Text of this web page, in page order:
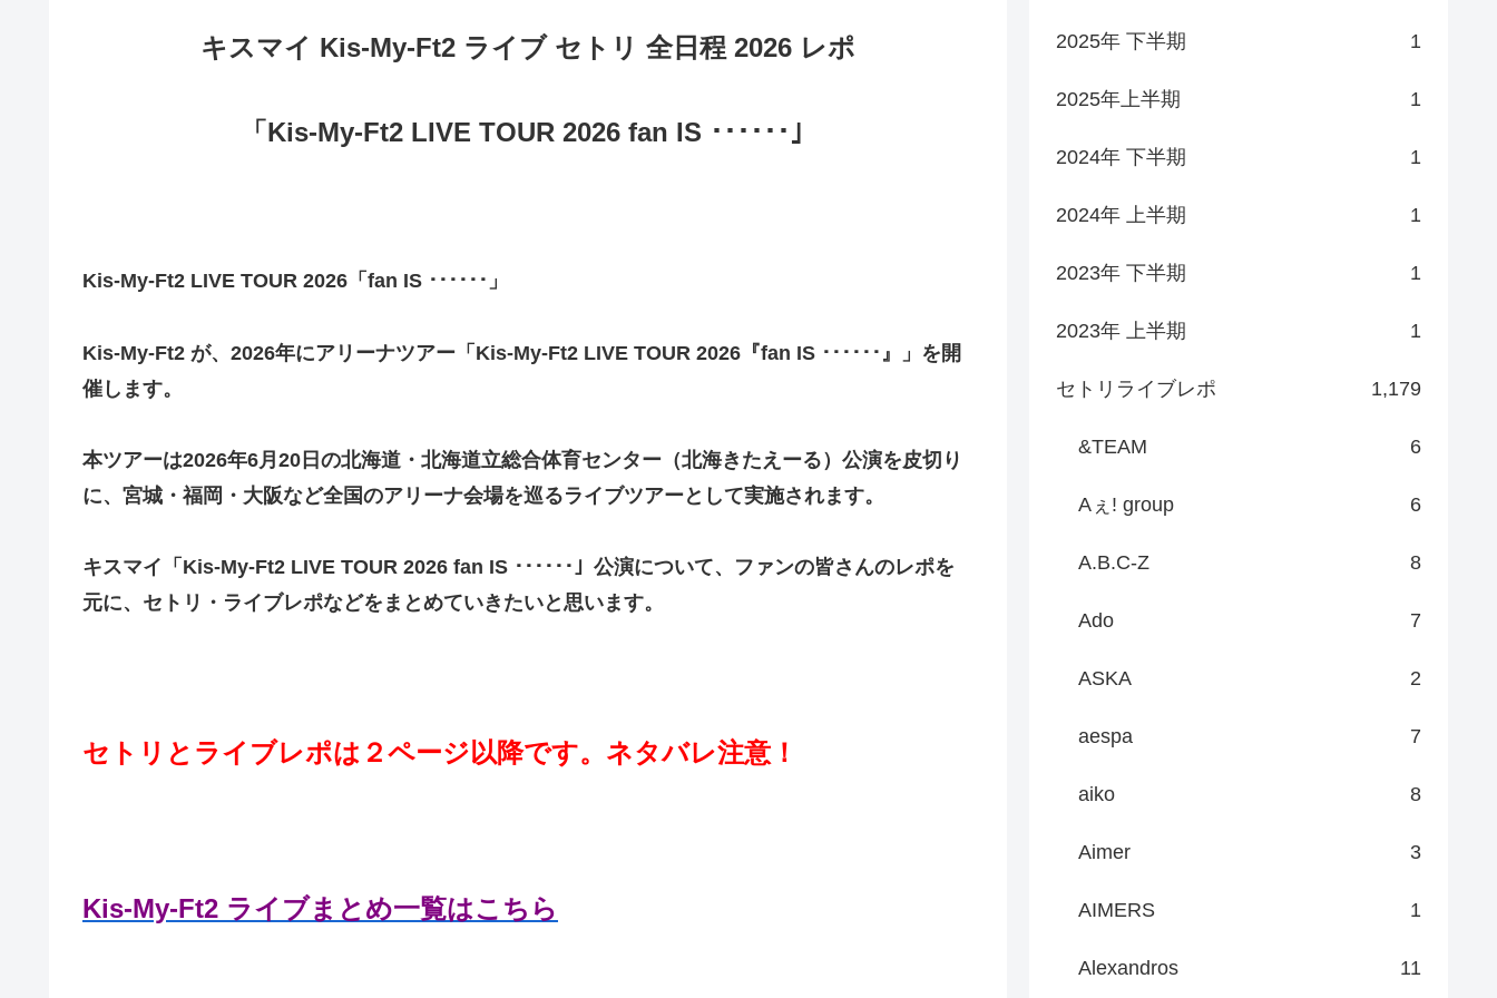
キスマイ Kis-My-Ft2 ライブ セトリ 全日程 2026 レポ
「Kis-My-Ft2 LIVE TOUR 2026 fan IS ･･････」
Kis-My-Ft2 LIVE TOUR 2026「fan IS ･･････」
Kis-My-Ft2 が、2026年にアリーナツアー「Kis-My-Ft2 LIVE TOUR 2026『fan IS ･･････』」を開
催します。
本ツアーは2026年6月20日の北海道・北海道立総合体育センター（北海きたえーる）公演を皮切り
に、宮城・福岡・大阪など全国のアリーナ会場を巡るライブツアーとして実施されます。
キスマイ「Kis-My-Ft2 LIVE TOUR 2026 fan IS ･･････」公演について、ファンの皆さんのレポを
元に、セトリ・ライブレポなどをまとめていきたいと思います。
セトリとライブレポは２ページ以降です。ネタバレ注意！
Kis-My-Ft2 ライブまとめ一覧はこちら
2025年 下半期 1
2025年上半期 1
2024年 下半期 1
2024年 上半期 1
2023年 下半期 1
2023年 上半期 1
セトリライブレポ 1,179
&TEAM 6
Aぇ! group 6
A.B.C-Z 8
Ado 7
ASKA 2
aespa 7
aiko 8
Aimer 3
AIMERS 1
Alexandros 11